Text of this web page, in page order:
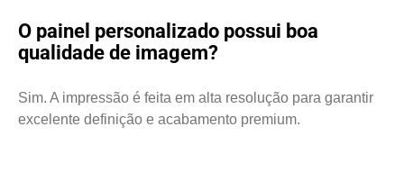
O painel personalizado possui boa
qualidade de imagem?
Sim. A impressão é feita em alta resolução para garantir
excelente definição e acabamento premium.